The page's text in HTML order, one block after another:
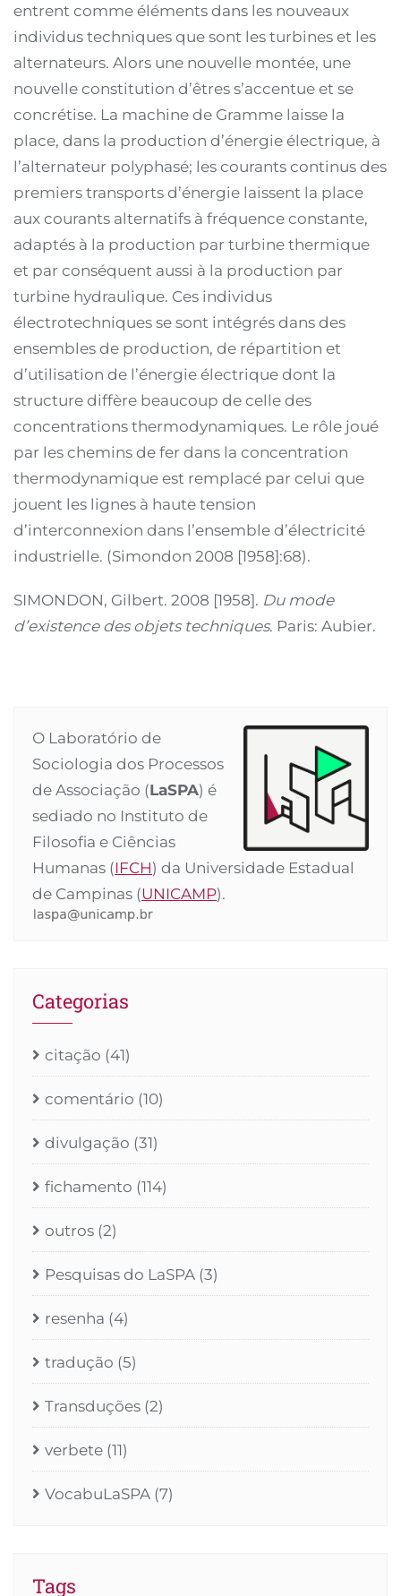
entrent comme éléments dans les nouveaux
individus techniques que sont les turbines et les
alternateurs. Alors une nouvelle montée, une
nouvelle constitution d’êtres s’accentue et se
concrétise. La machine de Gramme laisse la
place, dans la production d’énergie électrique, à
l’alternateur polyphasé; les courants continus des
premiers transports d’énergie laissent la place
aux courants alternatifs à fréquence constante,
adaptés à la production par turbine thermique
et par conséquent aussi à la production par
turbine hydraulique. Ces individus
électrotechniques se sont intégrés dans des
ensembles de production, de répartition et
d’utilisation de l’énergie électrique dont la
structure diffère beaucoup de celle des
concentrations thermodynamiques. Le rôle joué
par les chemins de fer dans la concentration
thermodynamique est remplacé par celui que
jouent les lignes à haute tension
d’interconnexion dans l’ensemble d’électricité
industrielle. (Simondon 2008 [1958]:68).
SIMONDON, Gilbert. 2008 [1958]. Du mode
d’existence des objets techniques. Paris: Aubier.
O Laboratório de
Sociologia dos Processos
de Associação (LaSPA) é
sediado no Instituto de
Filosofia e Ciências
Humanas (IFCH) da Universidade Estadual
de Campinas (UNICAMP).
Categorias
citação (41)
comentário (10)
divulgação (31)
fichamento (114)
outros (2)
Pesquisas do LaSPA (3)
resenha (4)
tradução (5)
Transduções (2)
verbete (11)
VocabuLaSPA (7)
Tags